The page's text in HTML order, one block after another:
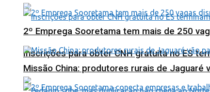
Inscrições para obter CNH gratuita no ES
2º Emprega Sooretama tem mais de 250
Missão China: produtores rurais de